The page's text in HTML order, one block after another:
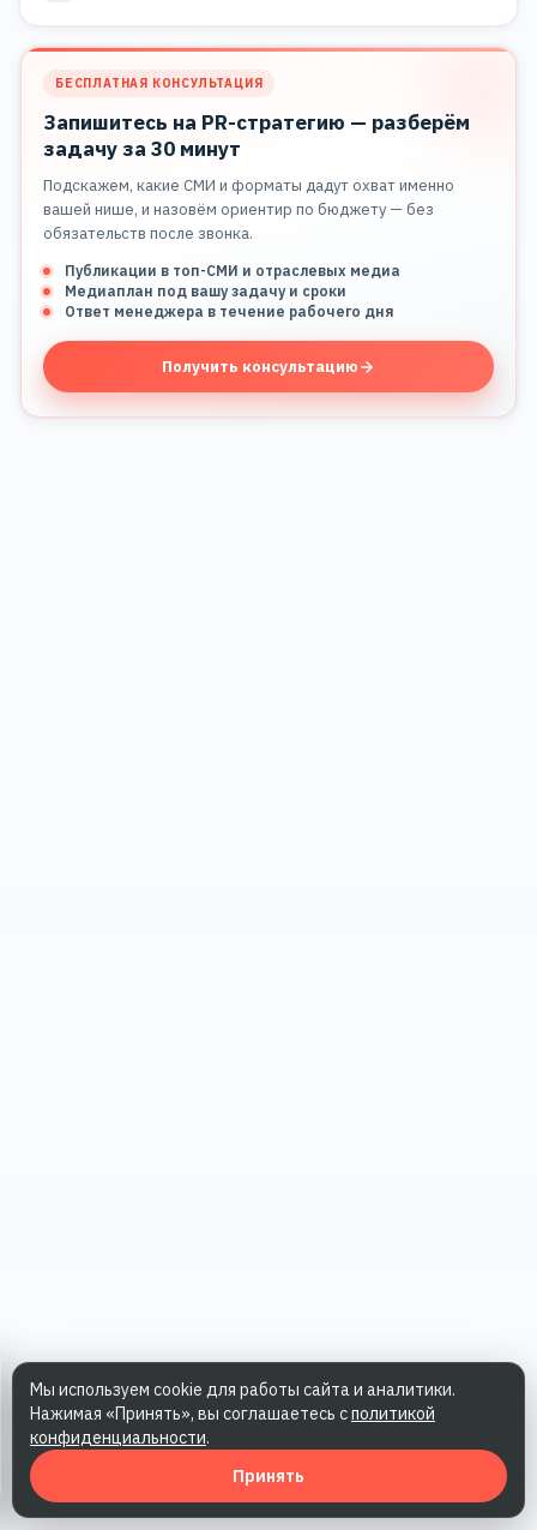
БЕСПЛАТНАЯ КОНСУЛЬТАЦИЯ
Запишитесь на PR-стратегию — разберём
задачу за 30 минут
Подскажем, какие СМИ и форматы дадут охват именно
вашей нише, и назовём ориентир по бюджету — без
обязательств после звонка.
Публикации в топ-СМИ и отраслевых медиа
Медиаплан под вашу задачу и сроки
Ответ менеджера в течение рабочего дня
Получить консультацию
Мы используем cookie для работы сайта и аналитики.
Нажимая «Принять», вы соглашаетесь сполитикой
конфиденциальности.
Принять